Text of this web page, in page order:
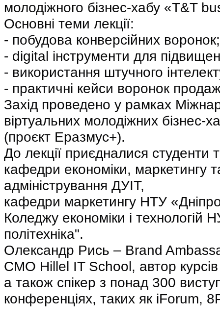
молодіжного бізнес-хабу «T&T
Основні теми лекції:
- побудова конверсійних воронок;
- digital інструменти для
- використання штучного
- практичні кейси воронок
Захід проведено у рамках
віртуальних молодіжних бізнес-
(проєкт Еразмус+).
До лекції приєдналися студенти
кафедри економіки, маркетингу
адміністрування ДУІТ,
кафедри маркетингу НТУ
Коледжу економіки і технологій
політехніка".
Олександр Рись – Brand
CMO Hillel IT School, автор
а також спікер з понад 300
конференціях, таких як iForum,